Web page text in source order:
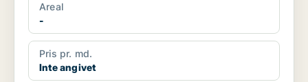
Areal
-
Pris pr. md.
Inte angivet